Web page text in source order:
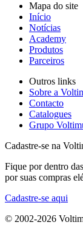
Mapa do site
Início
Notícias
Academy
Produtos
Parceiros
Outros links
Sobre a
Contacto
Catalogues
Grupo
Cadastre-se na
Fique por dentro
por suas compras
Cadastre-se aqui
© 2002-2026